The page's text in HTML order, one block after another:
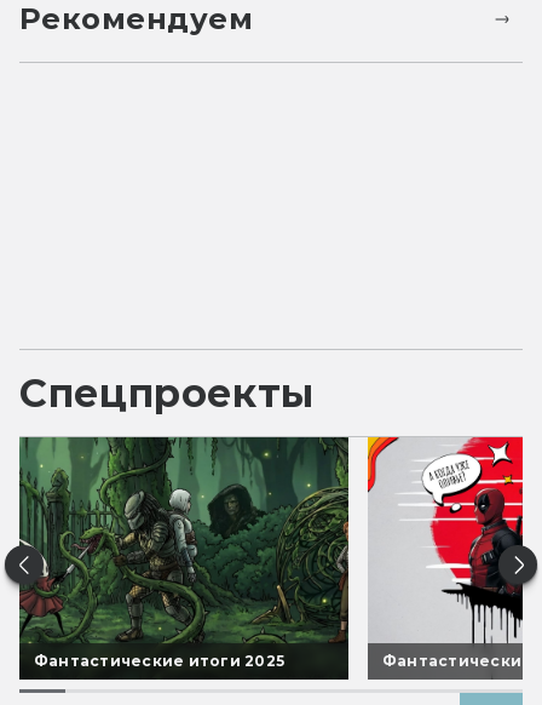
Рекомендуем
Спецпроекты
Фантастические итоги 2025 Фантастические